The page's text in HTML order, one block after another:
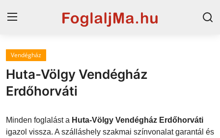
Horvát tengerpart
Magyarország
Szállások a Balatonon
Vendégház
Huta-Völgy Vendégház
Erdőhorváti
Minden foglalást a Huta-Völgy Vendégház Erdőhorváti
igazol vissza. A szálláshely szakmai színvonalat garantál és